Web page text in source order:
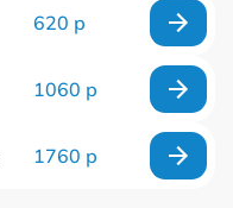
620 р
1060 р
1760 р